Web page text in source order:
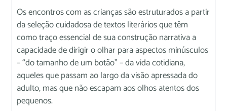
Os encontros com as crianças são estruturados a partir
da seleção cuidadosa de textos literários que têm
como traço essencial de sua construção narrativa a
capacidade de dirigir o olhar para aspectos minúsculos
– “do tamanho de um botão” – da vida cotidiana,
aqueles que passam ao largo da visão apressada do
adulto, mas que não escapam aos olhos atentos dos
pequenos.